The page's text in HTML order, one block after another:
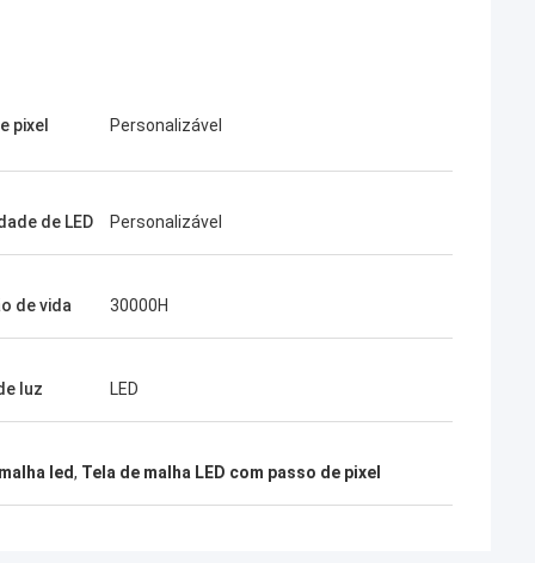
de botas
Daniel
sua fonte de alimentação é realmente
pixel Personalizável
de LED Personalizável
de vida 30000H
luz LED
led, Tela de malha LED com passo de pixel